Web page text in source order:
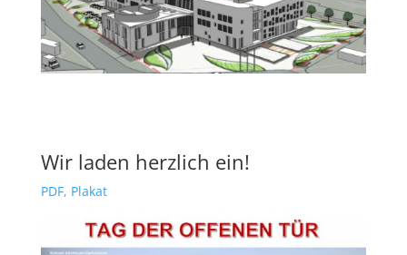
Wir laden herzlich ein!
PDF, Plakat